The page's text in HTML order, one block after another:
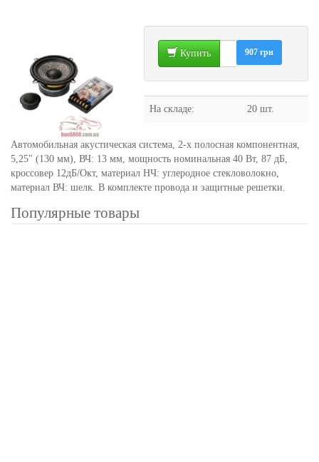
Купить 907 грн
На складе: 20 шт.
Автомобильная акустическая система, 2-х полосная компонентная,
5,25" (130 мм), ВЧ: 13 мм, мощность номинальная 40 Вт, 87 дБ,
кроссовер 12дБ/Окт, материал НЧ: углеродное стекловолокно,
материал ВЧ: шелк. В комплекте провода и защитные решетки.
Популярные товары